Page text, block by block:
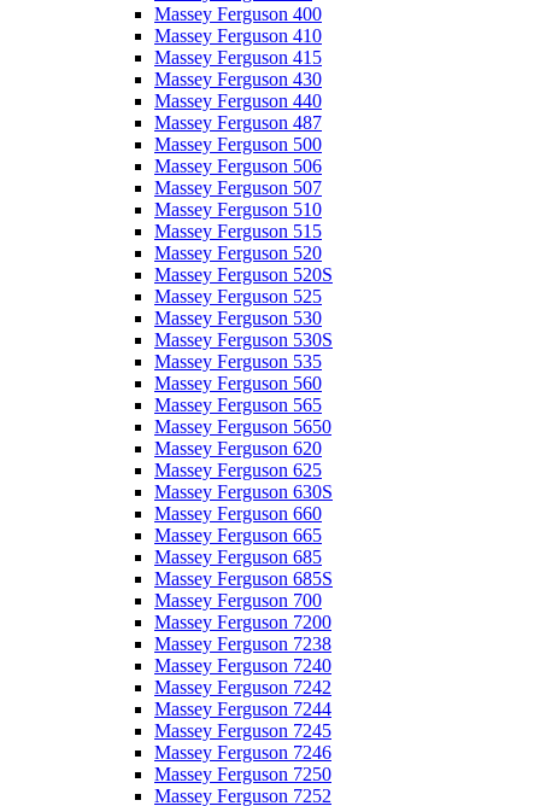
Massey Ferguson 400
Massey Ferguson 410
Massey Ferguson 415
Massey Ferguson 430
Massey Ferguson 440
Massey Ferguson 487
Massey Ferguson 500
Massey Ferguson 506
Massey Ferguson 507
Massey Ferguson 510
Massey Ferguson 515
Massey Ferguson 520
Massey Ferguson 520S
Massey Ferguson 525
Massey Ferguson 530
Massey Ferguson 530S
Massey Ferguson 535
Massey Ferguson 560
Massey Ferguson 565
Massey Ferguson 5650
Massey Ferguson 620
Massey Ferguson 625
Massey Ferguson 630S
Massey Ferguson 660
Massey Ferguson 665
Massey Ferguson 685
Massey Ferguson 685S
Massey Ferguson 700
Massey Ferguson 7200
Massey Ferguson 7238
Massey Ferguson 7240
Massey Ferguson 7242
Massey Ferguson 7244
Massey Ferguson 7245
Massey Ferguson 7246
Massey Ferguson 7250
Massey Ferguson 7252